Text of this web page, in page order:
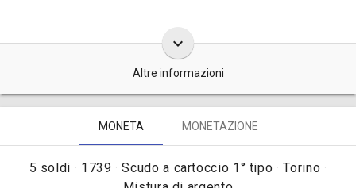
keyboard_arrow_down
Altre informazioni
Queste monete da 5 soldi furono coniate, complessivamente, in
oltre 10 milioni di pezzi e precisamente: 2.240.000 tra il 1732 e il
1734, 8.000.000 tra il 1735 e il 1737, 2.400.000 nel 1738 e
2.760.000 nel 1739 [ Traina 1967, tav. LXXIX, nota sotto il n. 138 ]. In
MONETA MONETAZIONE
5 soldi · 1739 · Scudo a cartoccio 1° tipo · Torino ·